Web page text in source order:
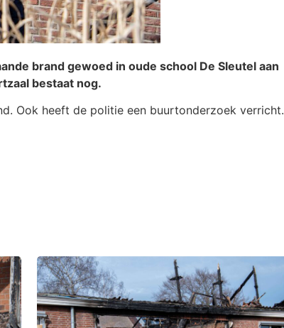
brand gewoed in oude school De Sleutel aan
bestaat nog.
Ook heeft de politie een buurtonderzoek verricht.